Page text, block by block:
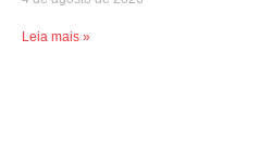
Leia mais »